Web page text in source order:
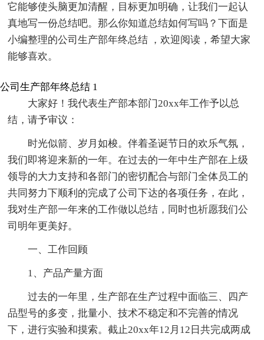
它能够使头脑更加清醒，目标更加明确，让我们一起认
真地写一份总结吧。那么你知道总结如何写吗？下面是
小编整理的公司生产部年终总结 ，欢迎阅读，希望大家
能够喜欢。
公司生产部年终总结 1
大家好！我代表生产部本部门20xx年工作予以总
结，请予审议：
时光似箭、岁月如梭。伴着圣诞节日的欢乐气氛，
我们即将迎来新的一年。在过去的一年中生产部在上级
领导的大力支持和各部门的密切配合与部门全体员工的
共同努力下顺利的完成了公司下达的各项任务，在此，
我对生产部一年来的工作做以总结，同时也祈愿我们公
司明年更美好。
一、工作回顾
1、产品产量方面
过去的一年里，生产部在生产过程中面临三、四产
品型号的多变，批量小、技术不稳定和不完善的情况
下，进行实验和摸索。截止20xx年12月12日共完成两成